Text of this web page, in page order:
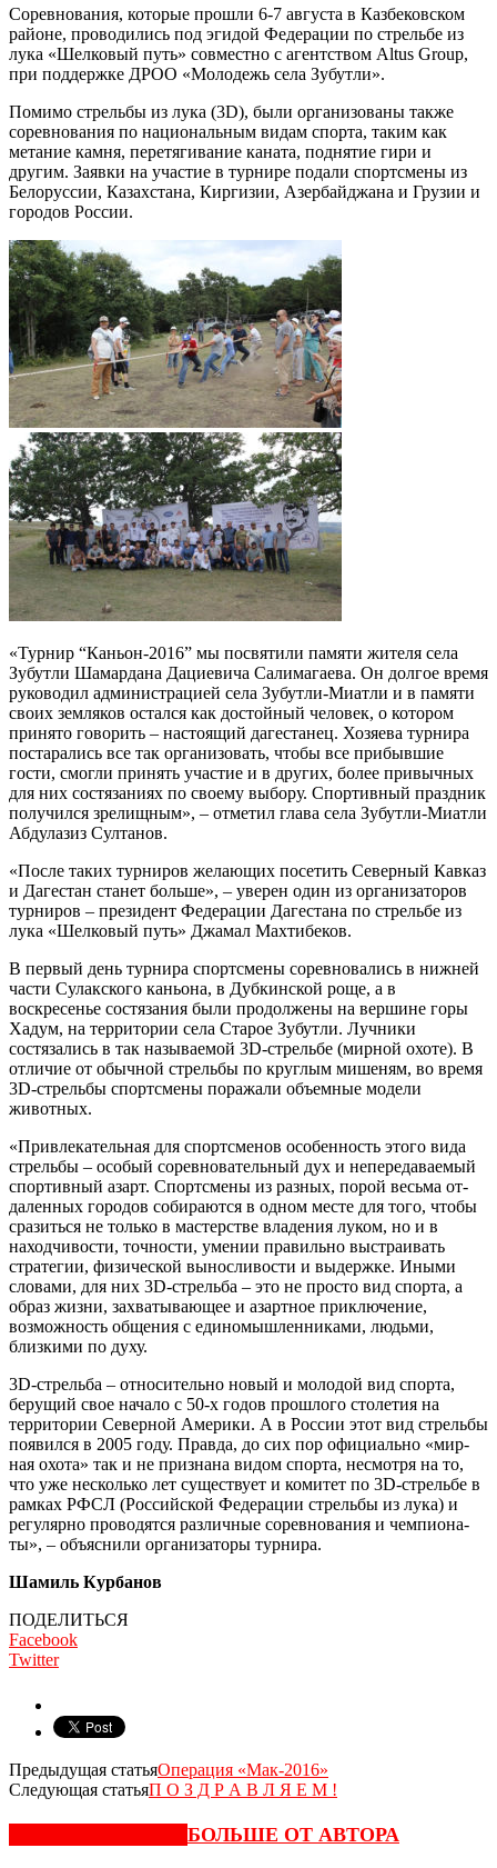
Соревнования, которые прошли 6-7 августа в Казбековском
районе, проводились под эгидой Федерации по стрельбе из
лука «Шелковый путь» совместно с агентством Altus Group,
при под­держке ДРОО «Молодежь села Зубутли».
Помимо стрельбы из лука (3D), были органи­зованы также
соревнования по национальным видам спорта, таким как
метание камня, перетя­гивание каната, поднятие гири и
другим. Заявки на участие в турнире подали спортсмены из
Бе­лоруссии, Казахстана, Киргизии, Азербайджана и Грузии и
городов России.
«Турнир “Каньон-2016” мы посвятили памяти жителя села
Зубутли Шамардана Дациевича Салимагаева. Он долгое время
руководил ад­министрацией села Зубутли-Миатли и в памяти
своих земляков остался как достойный человек, о котором
принято говорить – настоящий даге­станец. Хозяева турнира
постарались все так ор­ганизовать, чтобы все прибывшие
гости, смогли принять участие и в других, более привычных
для них состязаниях по своему выбору. Спортивный праздник
получился зрелищным», – отметил гла­ва села Зубутли-Миатли
Абдулазиз Султанов.
«После таких турниров желающих посетить Се­верный Кавказ
и Дагестан станет больше», – уве­рен один из организаторов
турниров – президент Федерации Дагестана по стрельбе из
лука «Шел­ковый путь» Джамал Махтибеков.
В первый день турнира спортсмены соревновались в нижней
части Сулакского каньона, в Дубкин­ской роще, а в
воскресенье состязания были продолжены на вершине горы
Хадум, на терри­тории села Старое Зубутли. Лучники
состязались в так называемой 3D-стрельбе (мирной охоте). В
отличие от обычной стрельбы по круглым мише­ням, во время
3D-стрельбы спортсмены поража­ли объемные модели
животных.
«Привлекательная для спортсменов особен­ность этого вида
стрельбы – особый соревно­вательный дух и непередаваемый
спортивный азарт. Спортсмены из разных, порой весьма от­
даленных городов собираются в одном месте для того, чтобы
сразиться не только в мастер­стве владения луком, но и в
находчивости, точно­сти, умении правильно выстраивать
стратегии, физической выносливости и выдержке. Иными
словами, для них 3D-стрельба – это не просто вид спорта, а
образ жизни, захватывающее и азарт­ное приключение,
возможность общения с едино­мышленниками, людьми,
близкими по духу.
3D-стрельба – относительно новый и молодой вид спорта,
берущий свое начало с 50-х годов прошлого столетия на
территории Северной Аме­рики. А в России этот вид стрельбы
появился в 2005 году. Правда, до сих пор официально «мир­
ная охота» так и не признана видом спорта, не­смотря на то,
что уже несколько лет существует и комитет по 3D-стрельбе в
рамках РФСЛ (Россий­ской Федерации стрельбы из лука) и
регулярно проводятся различные соревнования и чемпиона­
ты», – объяснили организаторы турнира.
Шамиль Курбанов
ПОДЕЛИТЬСЯ
Facebook
Twitter
Предыдущая статьяОперация «Мак-2016»
Следующая статьяП О З Д Р А В Л Я Е М !
БОЛЬШЕ ОТ АВТОРА